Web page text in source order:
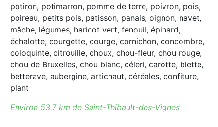
potiron, potimarron, pomme de terre, poivron, pois,
poireau, petits pois, patisson, panais, oignon, navet,
mâche, légumes, haricot vert, fenouil, épinard,
échalotte, courgette, courge, cornichon, concombre,
coloquinte, citrouille, choux, chou-fleur, chou rouge,
chou de Bruxelles, chou blanc, céleri, carotte, blette,
betterave, aubergine, artichaut, céréales, confiture,
plant
Environ 53.7 km de Saint-Thibault-des-Vignes